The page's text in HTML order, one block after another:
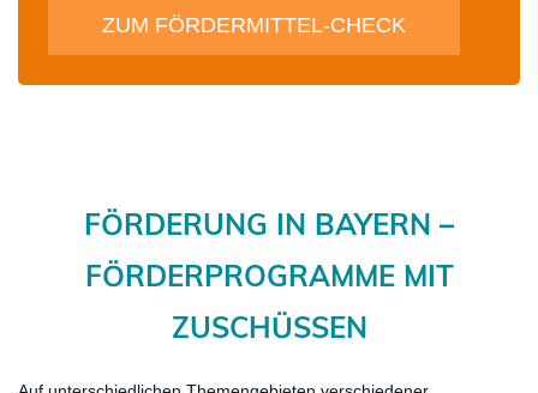
ZUM FÖRDERMITTEL-CHECK
FÖRDERUNG IN ​BAYERN –
FÖRDERPROGRAMME MIT
ZUSCHÜSSEN